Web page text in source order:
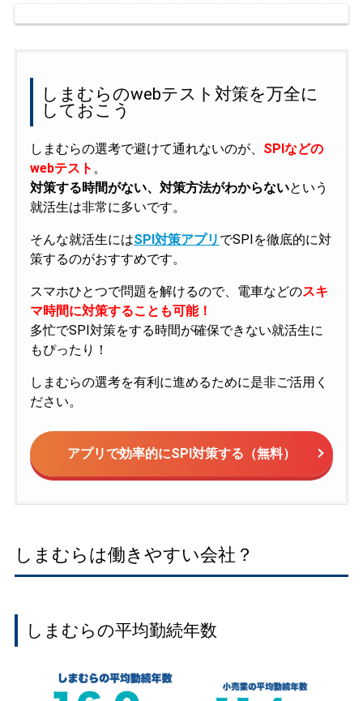
しまむらのwebテスト対策を万全に
しておこう
しまむらの選考で避けて通れないのが、 SPIなどの
webテスト 。
対策する時間がない、対策方法がわからないという
就活生は非常に多いです。
そんな就活生にはSPI対策アプリ でSPIを徹底的に対
策するのがおすすめです。
スマホひとつで問題を解けるので、電車などのスキ
マ時間に対策することも可能！
多忙でSPI対策をする時間が確保できない就活生に
もぴったり！
しまむらの選考を有利に進めるために是非ご活用く
ださい。
アプリで効率的にSPI対策する（無料）
しまむらは働きやすい会社？
しまむらの平均勤続年数